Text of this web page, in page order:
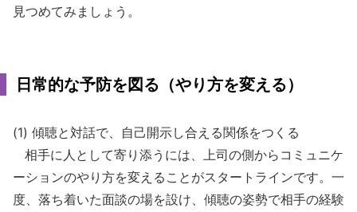
見つめてみましょう。
日常的な予防を図る（やり方を変える）
(1) 傾聴と対話で、自己開示し合える関係をつくる
相手に人として寄り添うには、上司の側からコミュニケ
ーションのやり方を変えることがスタートラインです。一
度、落ち着いた面談の場を設け、傾聴の姿勢で相手の経験